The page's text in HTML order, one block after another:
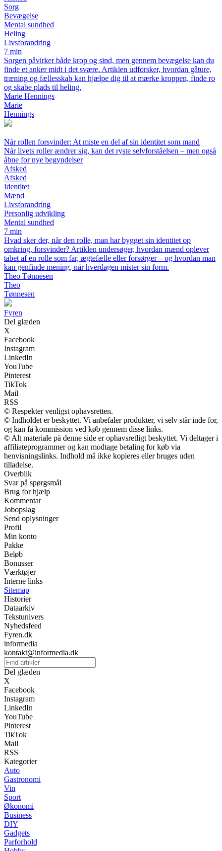
Sorg
Bevægelse
Mental sundhed
Heling
Livsforandring
7 min
Sorgen påvirker både krop og sind, men gennem bevægelse kan du
finde et anker midt i det svære. Artiklen udforsker, hvordan gåture,
træning og fællesskab kan hjælpe dig til at mærke kroppen, finde ro
og skabe plads til heling.
Marie Hennings
Marie
Hennings
Når rollen forsvinder: At miste en del af sin identitet som mand
Når livets roller ændrer sig, kan det ryste selvforståelsen – men også
åbne for nye begyndelser
Afsked
Afsked
Identitet
Mænd
Livsforandring
Personlig udvikling
Mental sundhed
7 min
Hvad sker der, når den rolle, man har bygget sin identitet op
omkring, forsvinder? Artiklen undersøger, hvordan mænd oplever
tabet af en rolle som far, ægtefælle eller forsørger – og hvordan man
kan genfinde mening, når hverdagen mister sin form.
Theo Tønnesen
Theo
Tønnesen
Fyren
Del glæden
X
Facebook
Instagram
LinkedIn
YouTube
Pinterest
TikTok
Mail
RSS
© Respekter venligst ophavsretten.
© Indholdet er beskyttet. Vi anbefaler produkter, vi selv står inde for,
og kan få kommission ved køb gennem disse links.
© Alt materiale på denne side er ophavsretligt beskyttet. Vi deltager i
affiliateprogrammer og kan modtage betaling for køb via
henvisningslinks. Indhold må ikke kopieres eller bruges uden
tilladelse.
Overblik
Svar på spørgsmål
Brug for hjælp
Kommentar
Jobopslag
Send oplysninger
Profil
Min konto
Pakke
Beløb
Bonusser
Værktøjer
Interne links
Sitemap
Historier
Dataarkiv
Tekstunivers
Nyhedsfeed
Fyren.dk
informedia
kontakt@informedia.dk
Del glæden
X
Facebook
Instagram
LinkedIn
YouTube
Pinterest
TikTok
Mail
RSS
Kategorier
Auto
Gastronomi
Vin
Sport
Økonomi
Business
DIY
Gadgets
Parforhold